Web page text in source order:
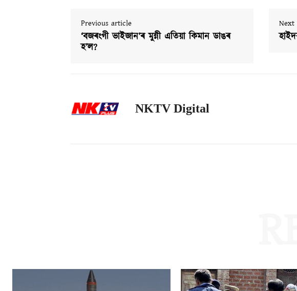
Previous article
‘বজৰংগী ভাইজান’ৰ মুন্নী এতিয়া কিমান ডাঙৰ
হ’ল?
Next
NKTV Digital